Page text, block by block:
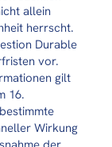
allein
herrscht.
Durable
vor.
gilt
16.
Wirkung